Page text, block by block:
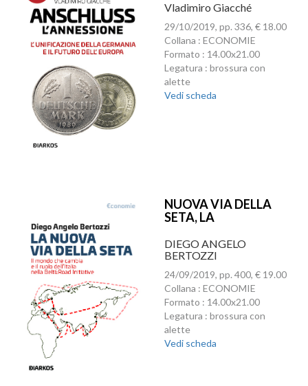
Vladimiro Giacché
29/10/2019, pp. 336, € 18.00
Collana : ECONOMIE
Formato : 14.00x21.00
Legatura : brossura con
alette
Vedi scheda
NUOVA VIA DELLA
SETA, LA
DIEGO ANGELO
BERTOZZI
24/09/2019, pp. 400, € 19.00
Collana : ECONOMIE
Formato : 14.00x21.00
Legatura : brossura con
alette
Vedi scheda